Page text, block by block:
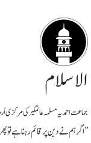
الاسلام
جماعت احمدیہ مسلمہ عالمگیر کی
’’اگر ہم نے دین پر قائم رہنا ہے تو